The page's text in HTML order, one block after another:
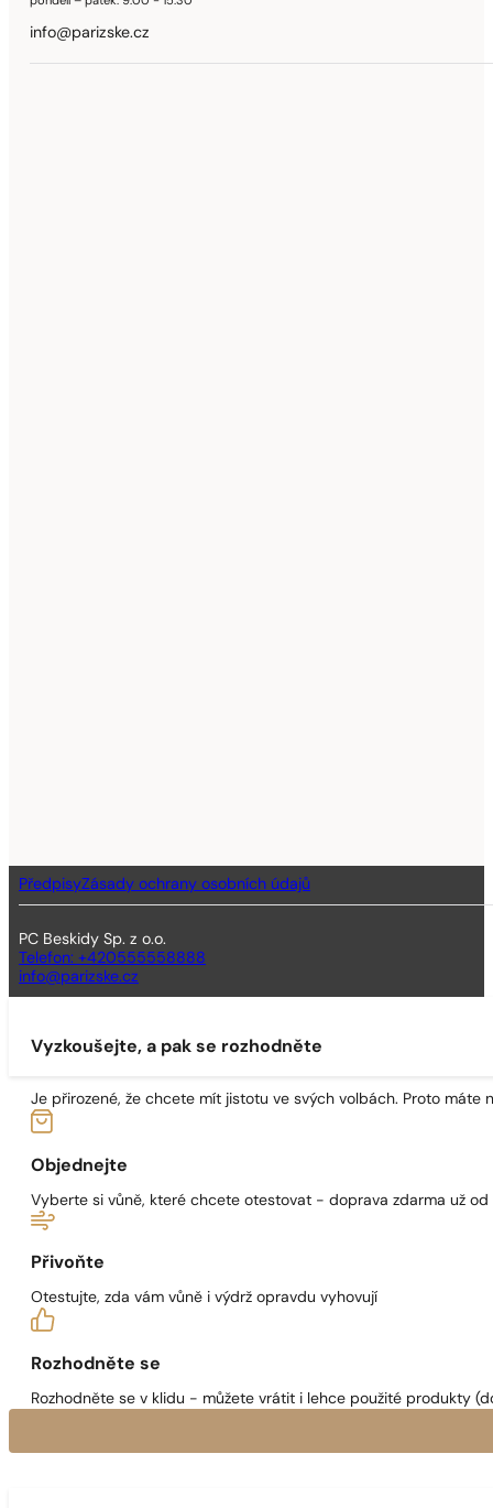
info@parizske.cz
PředpisyZásady ochrany osobních údajů
PC Beskidy Sp. z o.o.
Telefon: +420555558888
info@parizske.cz
Vyzkoušejte, a pak se rozhodněte
Je přirozené, že chcete mít jistotu ve svých volbách. Proto máte
Objednejte
Vyberte si vůně, které chcete otestovat - doprava zdarma už
Přivoňte
Otestujte, zda vám vůně i výdrž opravdu vyhovují
Rozhodněte se
Rozhodněte se v klidu - můžete vrátit i lehce použité produkty